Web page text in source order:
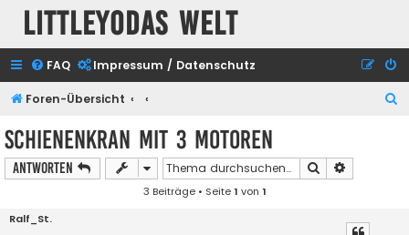
Littleyodas Welt
FAQ Impressum / Datenschutz
Foren-Übersicht
Schienenkran mit 3 Motoren
Antworten Suche
3 Beiträge • Seite1 von 1
Ralf_St.